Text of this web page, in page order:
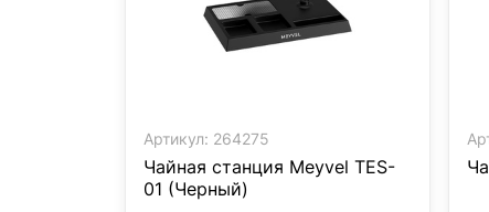
Артикул: 264275
Чайная станция Meyvel TES-
01 (Черный)